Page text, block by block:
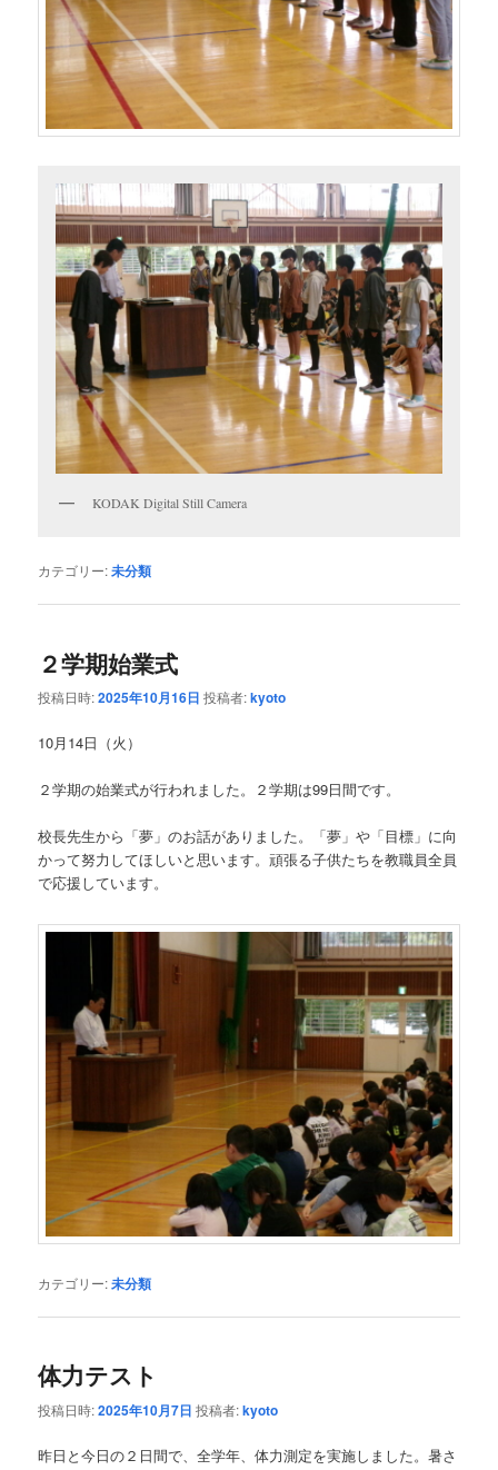
KODAK Digital Still Camera
カテゴリー:未分類
２学期始業式
投稿日時:2025年10月16日 投稿者:kyoto
10月14日（火）
２学期の始業式が行われました。２学期は99日間です。
校長先生から「夢」のお話がありました。「夢」や「目標」に向
かって努力してほしいと思います。頑張る子供たちを教職員全員
で応援しています。
カテゴリー:未分類
体力テスト
投稿日時:2025年10月7日 投稿者:kyoto
昨日と今日の２日間で、全学年、体力測定を実施しました。暑さ